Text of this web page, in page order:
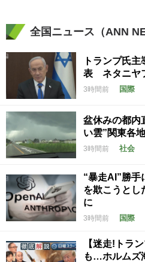
全国ニュース（ANN
トランプ氏
表 ネタニヤ
3時間前 国際
盆休みの都内
い雲”関東各
3時間前 社会
“暴走AI”勝手
を欺こうとし
に
3時間前 国際
【迷走!トラ
も…ホルムズ